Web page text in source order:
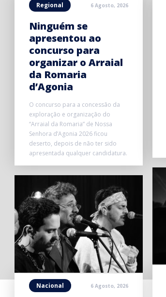
Regional 6 Agosto, 2026
Ninguém se
apresentou ao
concurso para
organizar o Arraial
da Romaria
d’Agonia
O concurso para a concessão da
exploração e organização do
“Arraial da Romaria” de Nossa
Senhora d’Agonia 2026 ficou
deserto, depois de não ter sido
apresentada qualquer candidatura.
Nacional 6 Agosto, 2026